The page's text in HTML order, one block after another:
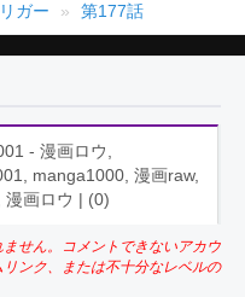
ガー 第177話
- 漫画ロウ,
manga1000, 漫画raw,
漫画ロウ | (0)
せん。コメントできないアカウ
ンク、または不十分なレベルの